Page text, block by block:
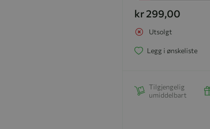
kr 299,00
Utsolgt
Legg i ønskeliste
Tilgjengelig
umiddelbart